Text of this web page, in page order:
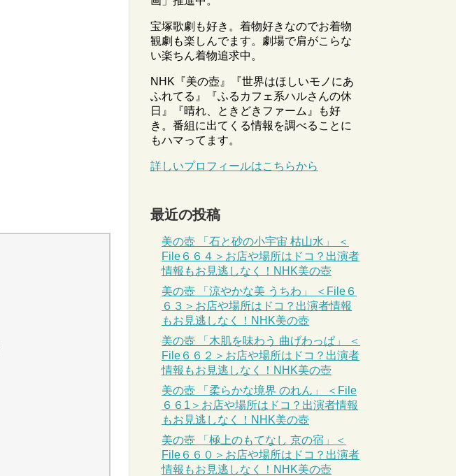
宝塚歌劇も好き。着物好きなのでお着物
観劇も楽しんでます。劇場で肩がこらな
い楽ちん着物追求中。
NHK『美の壺』『世界はほしいモノにあ
ふれてる』『ふるカフェ系ハルさんの休
日』『晴れ、ときどきファーム』も好
き。番組に出てくる情報を調べることに
もハマってます。
詳しいプロフィールはこちらから
最近の投稿
美の壺 「石と砂の小宇宙 枯山水」 ＜
File６６４＞お店や場所はドコ？出演者
情報もお見逃しなく！NHK美の壺
美の壺 「涼やかな美 うちわ」 ＜File６
６３＞お店や場所はドコ？出演者情報
もお見逃しなく！NHK美の壺
美の壺 「木肌を味わう 曲げわっぱ」 ＜
File６６２＞お店や場所はドコ？出演者
情報もお見逃しなく！NHK美の壺
美の壺 「柔らかな境界 のれん」 ＜File
６６1＞お店や場所はドコ？出演者情報
もお見逃しなく！NHK美の壺
美の壺 「極上のもてなし 京の宿」＜
File６６０＞お店や場所はドコ？出演者
情報もお見逃しなく！NHK美の壺